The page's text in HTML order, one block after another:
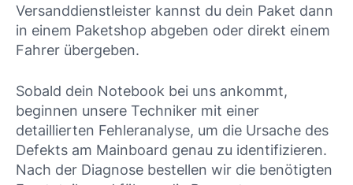
Versanddienstleister kannst du dein Paket dann
in einem Paketshop abgeben oder direkt einem
Fahrer übergeben.
Sobald dein Notebook bei uns ankommt,
beginnen unsere Techniker mit einer
detaillierten Fehleranalyse, um die Ursache des
Defekts am Mainboard genau zu identifizieren.
Nach der Diagnose bestellen wir die benötigten